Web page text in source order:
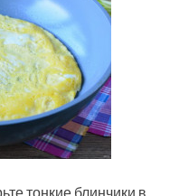
тонкие блинчики в